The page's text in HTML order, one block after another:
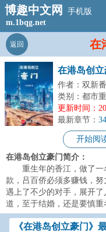
博趣中文网
手机版
m.1bqg.net
在
返回
在港岛创立
作者：双新番
类别：都市
更新时间：
最新章节：
开始阅
在港岛创立豪门简介：
重生年的香江，做了
款，吕百侨必须多赚钱，
遇上了不少的对手，展开
道，至于结婚，还是要慎重
《在港岛创立豪门》